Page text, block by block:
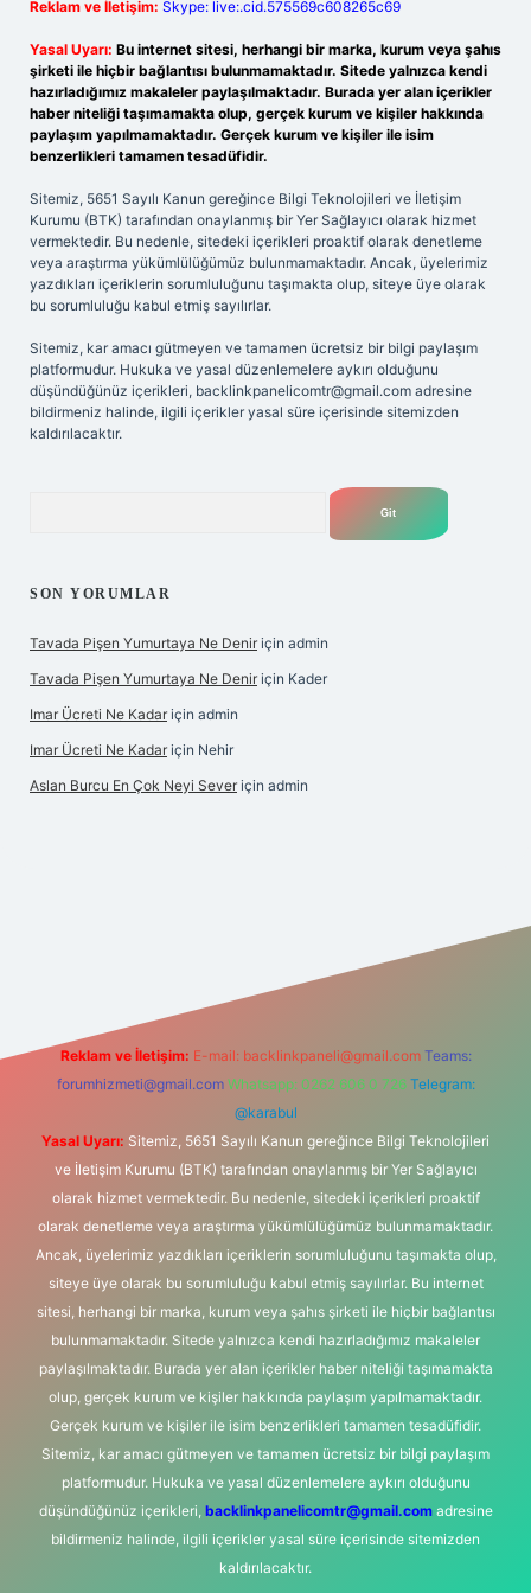
Reklam ve İletişim: Skype: live:.cid.575569c608265c69
Yasal Uyarı: Bu internet sitesi, herhangi bir marka, kurum veya şahıs
şirketi ile hiçbir bağlantısı bulunmamaktadır. Sitede yalnızca kendi
hazırladığımız makaleler paylaşılmaktadır. Burada yer alan içerikler
haber niteliği taşımamakta olup, gerçek kurum ve kişiler hakkında
paylaşım yapılmamaktadır. Gerçek kurum ve kişiler ile isim
benzerlikleri tamamen tesadüfidir.
Sitemiz, 5651 Sayılı Kanun gereğince Bilgi Teknolojileri ve İletişim
Kurumu (BTK) tarafından onaylanmış bir Yer Sağlayıcı olarak hizmet
vermektedir. Bu nedenle, sitedeki içerikleri proaktif olarak denetleme
veya araştırma yükümlülüğümüz bulunmamaktadır. Ancak, üyelerimiz
yazdıkları içeriklerin sorumluluğunu taşımakta olup, siteye üye olarak
bu sorumluluğu kabul etmiş sayılırlar.
Sitemiz, kar amacı gütmeyen ve tamamen ücretsiz bir bilgi paylaşım
platformudur. Hukuka ve yasal düzenlemelere aykırı olduğunu
düşündüğünüz içerikleri, backlinkpanelicomtr@gmail.com adresine
bildirmeniz halinde, ilgili içerikler yasal süre içerisinde sitemizden
kaldırılacaktır.
SON YORUMLAR
Tavada Pişen Yumurtaya Ne Denir için admin
Tavada Pişen Yumurtaya Ne Denir için Kader
Imar Ücreti Ne Kadar için admin
Imar Ücreti Ne Kadar için Nehir
Aslan Burcu En Çok Neyi Sever için admin
elexbetgiris.org
Reklam ve İletişim: E-mail: backlinkpaneli@gmail.com Teams:
forumhizmeti@gmail.com Whatsapp: 0262 606 0 726 Telegram:
@karabul
Yasal Uyarı: Sitemiz, 5651 Sayılı Kanun gereğince Bilgi Teknolojileri
ve İletişim Kurumu (BTK) tarafından onaylanmış bir Yer Sağlayıcı
olarak hizmet vermektedir. Bu nedenle, sitedeki içerikleri proaktif
olarak denetleme veya araştırma yükümlülüğümüz bulunmamaktadır.
Ancak, üyelerimiz yazdıkları içeriklerin sorumluluğunu taşımakta olup,
siteye üye olarak bu sorumluluğu kabul etmiş sayılırlar. Bu internet
sitesi, herhangi bir marka, kurum veya şahıs şirketi ile hiçbir bağlantısı
bulunmamaktadır. Sitede yalnızca kendi hazırladığımız makaleler
paylaşılmaktadır. Burada yer alan içerikler haber niteliği taşımamakta
olup, gerçek kurum ve kişiler hakkında paylaşım yapılmamaktadır.
Gerçek kurum ve kişiler ile isim benzerlikleri tamamen tesadüfidir.
Sitemiz, kar amacı gütmeyen ve tamamen ücretsiz bir bilgi paylaşım
platformudur. Hukuka ve yasal düzenlemelere aykırı olduğunu
düşündüğünüz içerikleri, backlinkpanelicomtr@gmail.comadresine
bildirmeniz halinde, ilgili içerikler yasal süre içerisinde sitemizden
kaldırılacaktır.